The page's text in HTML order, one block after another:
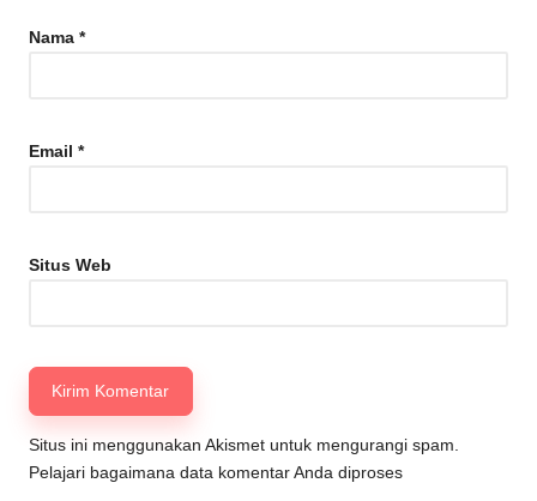
Nama *
Email *
Situs Web
Situs ini menggunakan Akismet untuk mengurangi spam.
Pelajari bagaimana data komentar Anda diproses